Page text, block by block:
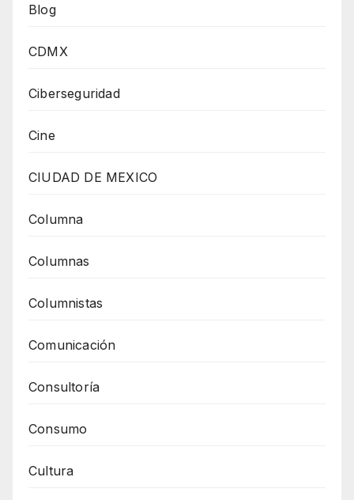
Blog
CDMX
Ciberseguridad
Cine
CIUDAD DE MEXICO
Columna
Columnas
Columnistas
Comunicación
Consultoría
Consumo
Cultura